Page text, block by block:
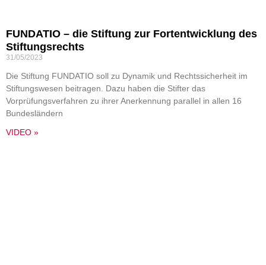
FUNDATIO – die Stiftung zur Fortentwicklung des
Stiftungsrechts
31/05/2023
Die Stiftung FUNDATIO soll zu Dynamik und Rechtssicherheit im
Stiftungswesen beitragen. Dazu haben die Stifter das
Vorprüfungsverfahren zu ihrer Anerkennung parallel in allen 16
Bundesländern
VIDEO »